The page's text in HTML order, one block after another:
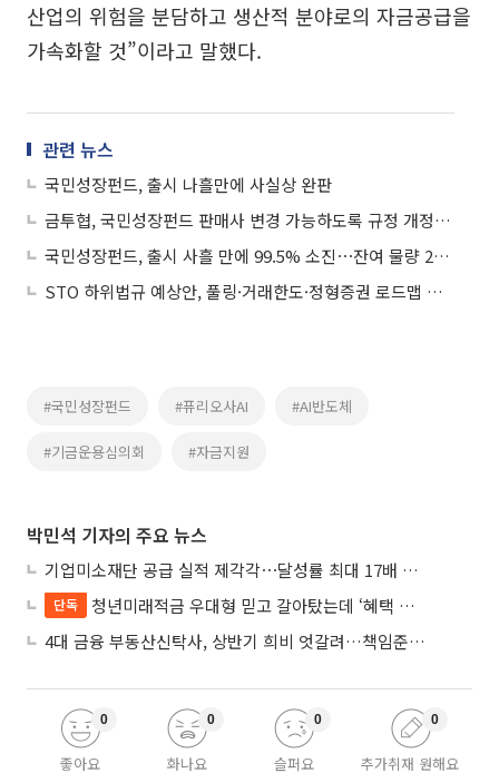
산업의 위험을 분담하고 생산적 분야로의 자금공급을
가속화할 것”이라고 말했다.
관련 뉴스
국민성장펀드, 출시 나흘만에 사실상 완판
금투협, 국민성장펀드 판매사 변경 가능하도록 규정 개정 추진
국민성장펀드, 출시 사흘 만에 99.5% 소진⋯잔여 물량 29억
STO 하위법규 예상안, 풀링·거래한도·정형증권 로드맵 제시
#국민성장펀드 #퓨리오사AI #AI반도체
#기금운용심의회 #자금지원
박민석 기자의 주요 뉴스
기업미소재단 공급 실적 제각각⋯달성률 최대 17배 차이
단독
청년미래적금 우대형 믿고 갈아탔는데 ‘혜택 반토막’…심사 오류에 가입자 혼선
4대 금융 부동산신탁사, 상반기 희비 엇갈려…책임준공 손실 반영 시점이 갈랐다
좋아요
0
화나요
0
슬퍼요
0
추가취재 원해요
0